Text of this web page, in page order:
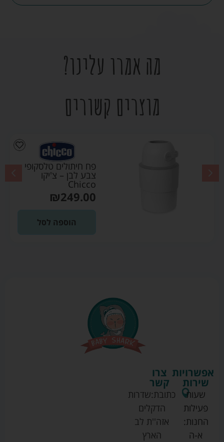
מה אמרו עלינו?
מוצרים קשורים
פח חיתולים טלסקופי
צבע לבן – צ'יקו
Chicco
₪249.00
הוספה לסל
צרו
קשר
כתובת:שדרות
הדקלים
אזה''ת לב
הארץ
אפשרויות
שירות
שעות
פעילות
החנות:
א-ה